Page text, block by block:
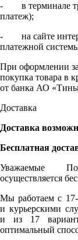
- в терминале
платеж);
- на сайте
платежной
При оформлении
покупка товара в
от банка АО
Доставка
Доставка
Бесплатная
Уважаемые
осуществляется
Мы работаем с 17-
и курьерскими
и из 17
оптимальный